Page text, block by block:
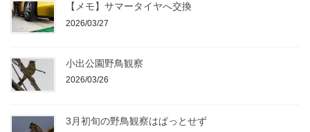
【メモ】サマータイヤへ交換
2026/03/27
小出公園野鳥観察
2026/03/26
3月初旬の野鳥観察はぱっとせず